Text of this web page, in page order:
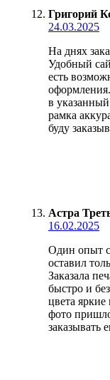
Григорий
24.03.2025
На днях
Удобный
есть
в
рамка
буду
Астра
16.02.2025
Один опыт
оставил
Заказала
быстро и
цвета
фото
заказывать